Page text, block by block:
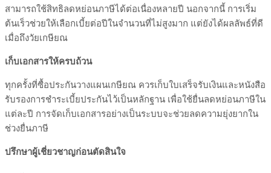
สามารถใช้สิทธิลดหย่อนภาษีได้ต่อเนื่องหลายปี นอกจากนี้ การเริ่ม
ต้นเร็วช่วยให้เลือกเบี้ยต่อปีในจำนวนที่ไม่สูงมาก แต่ยังได้ผลลัพธ์ที่ดี
เมื่อถึงวัยเกษียณ
เก็บเอกสารให้ครบถ้วน
ทุกครั้งที่ซื้อประกันวางแผนเกษียณ ควรเก็บใบเสร็จรับเงินและหนังสือ
รับรองการชำระเบี้ยประกันไว้เป็นหลักฐาน เพื่อใช้ยื่นลดหย่อนภาษีใน
แต่ละปี การจัดเก็บเอกสารอย่างเป็นระบบจะช่วยลดความยุ่งยากใน
ช่วงยื่นภาษี
ปรึกษาผู้เชี่ยวชาญก่อนตัดสินใจ